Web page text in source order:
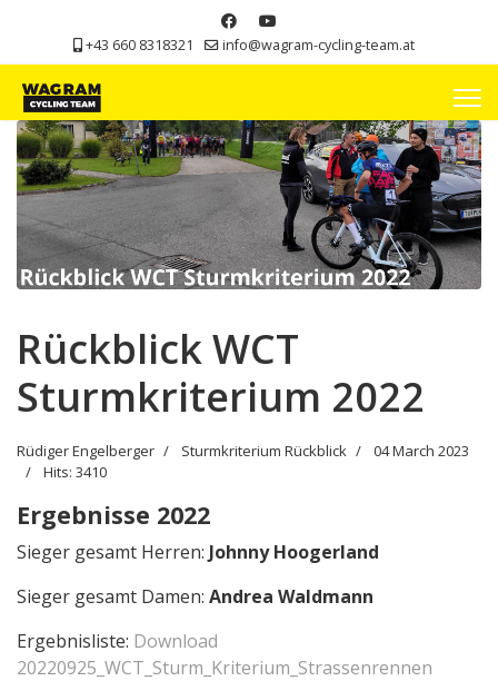
+43 660 8318321 info@wagram-cycling-team.at
Rückblick WCT
Sturmkriterium 2022
Rüdiger Engelberger Sturmkriterium Rückblick
04 March 2023
Hits: 3410
Ergebnisse 2022
Sieger gesamt Herren: Johnny Hoogerland
Sieger gesamt Damen: Andrea Waldmann
Ergebnisliste: Download
20220925_WCT_Sturm_Kriterium_Strassenrennen